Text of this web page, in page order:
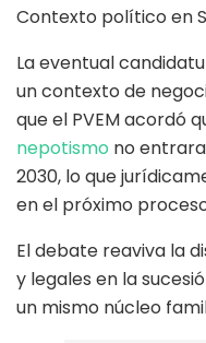
Contexto político en
La eventual
un contexto de
que el PVEM acordó
nepotismo no
2030, lo que
en el próximo
El debate reaviva la
y legales en la
un mismo núcleo